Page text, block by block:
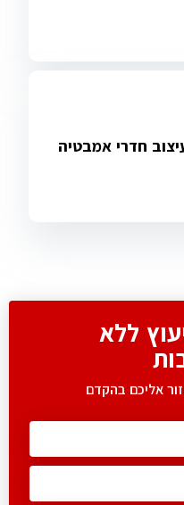
חדרי אמבטיה
ללא
אליכם בהקדם